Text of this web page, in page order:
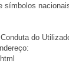
símbolos
do